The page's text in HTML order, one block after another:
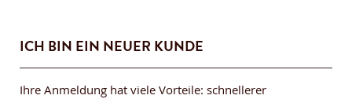
ICH BIN EIN NEUER KUNDE
Ihre Anmeldung hat viele Vorteile: schnellerer